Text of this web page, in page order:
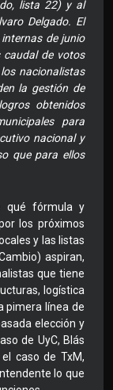
lista 22) y al
Delgado. El
de junio
de votos
nacionalistas
la gestión de
obtenidos
para
nacional y
que para ellos
qué fórmula y
los próximos
y las listas
aspiran,
que tiene
logística
pimera línea de
elección y
de UyC, Blás
caso de TxM,
lo que